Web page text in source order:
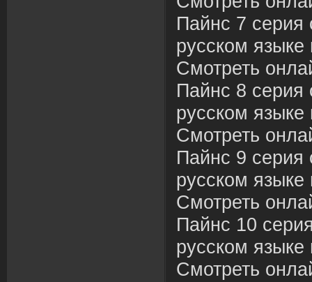
Пайнс 7 серия
русском
Смотреть
Пайнс 8 серия
русском
Смотреть
Пайнс 9 серия
русском
Смотреть
Пайнс 10
русском
Смотреть